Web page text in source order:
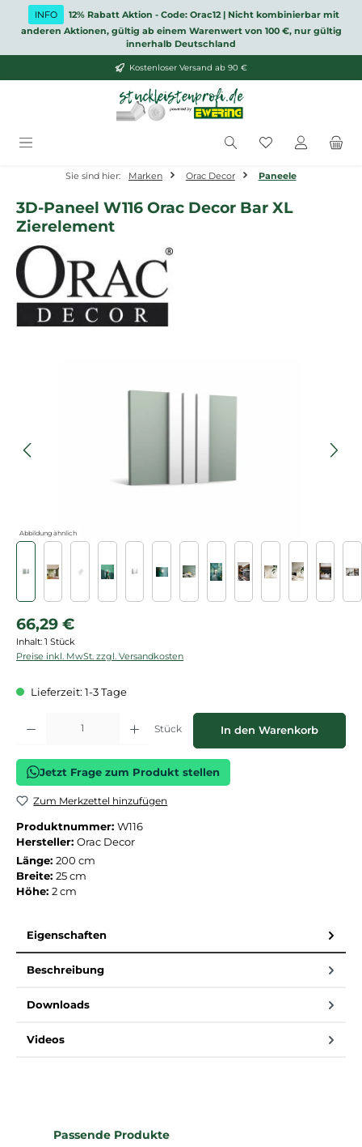
Zum Hauptinhalt springen
INFO
12% Rabatt Aktion - Code: Orac12 | Nicht kombinierbar mit
anderen Aktionen, gültig ab einem Warenwert von 100 €, nur gültig
innerhalb Deutschland
Kostenloser Versand ab 90 €
Du hast 0
Sie sind hier: Marken Orac Decor Paneele
3D-Paneel W116 Orac Decor Bar XL
Zierelement
Abbildung ähnlich
Regulärer Preis:
66,29 €
Inhalt: 1 Stück
Preise inkl. MwSt. zzgl. Versandkosten
Lieferzeit: 1-3 Tage
Produkt Anzahl: Gib den gewünschten Wert ein oder benutze die
Stück In den Warenkorb
Jetzt Frage zum Produkt stellen
Zum Merkzettel hinzufügen
Produktnummer: W116
Hersteller: Orac Decor
Länge: 200 cm
Breite: 25 cm
Höhe: 2 cm
Eigenschaften
Beschreibung
Downloads
Videos
Produktgalerie überspringen
Passende Produkte